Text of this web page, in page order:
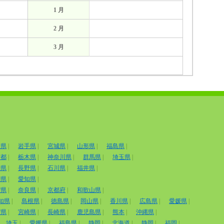
1 月
2 月
3 月
岩手県 宮城県 山形県 福島県
栃木県 神奈川県 群馬県 埼玉県
長野県 石川県 福井県
愛知県
奈良県 京都府 和歌山県
県 島根県 徳島県 岡山県 香川県 広島県 愛媛県
宮崎県 長崎県 鹿児島県 熊本 沖縄県